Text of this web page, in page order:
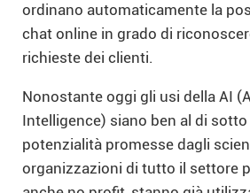
ordinano automaticamente la
chat online in grado di
richieste dei clienti.
Nonostante oggi gli usi della AI
Intelligence) siano ben al di
potenzialità promesse dagli
organizzazioni di tutto il settore